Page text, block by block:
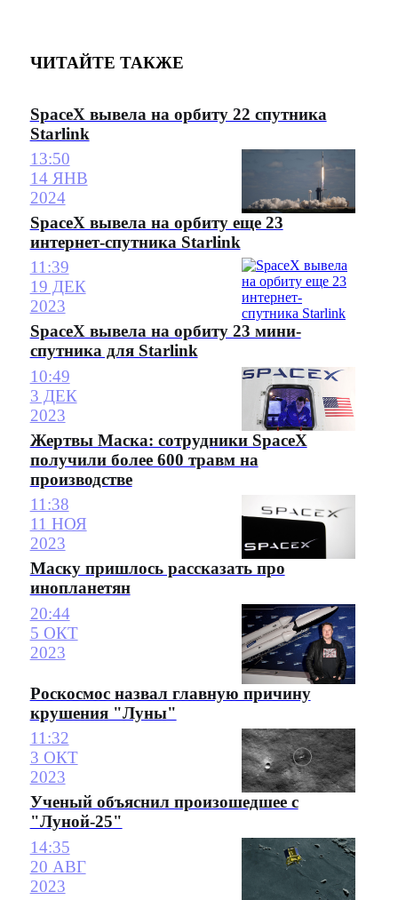
ЧИТАЙТЕ ТАКЖЕ
SpaceX вывела на орбиту 22 спутника
Starlink
13:50
14 ЯНВ
2024
SpaceX вывела на орбиту еще 23
интернет-спутника Starlink
11:39
19 ДЕК
2023
SpaceX вывела на орбиту 23 мини-
спутника для Starlink
10:49
3 ДЕК
2023
Жертвы Маска: сотрудники SpaceX
получили более 600 травм на
производстве
11:38
11 НОЯ
2023
Маску пришлось рассказать про
инопланетян
20:44
5 ОКТ
2023
Роскосмос назвал главную причину
крушения "Луны"
11:32
3 ОКТ
2023
Ученый объяснил произошедшее с
"Луной-25"
14:35
20 АВГ
2023